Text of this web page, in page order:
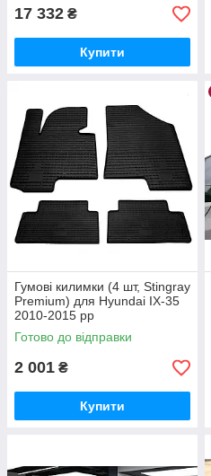
17 332 ₴
Купити
Гумові килимки (4 шт, Stingray
Premium) для Hyundai IX-35
2010-2015 рр
Готово до відправки
2 001 ₴
Купити